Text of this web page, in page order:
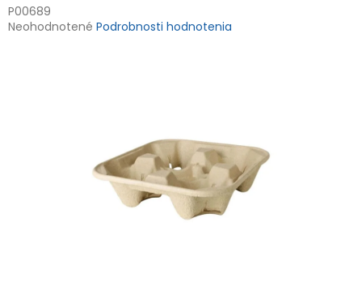
P00689
Priemerné
Neohodnotené Podrobnosti hodnotenia